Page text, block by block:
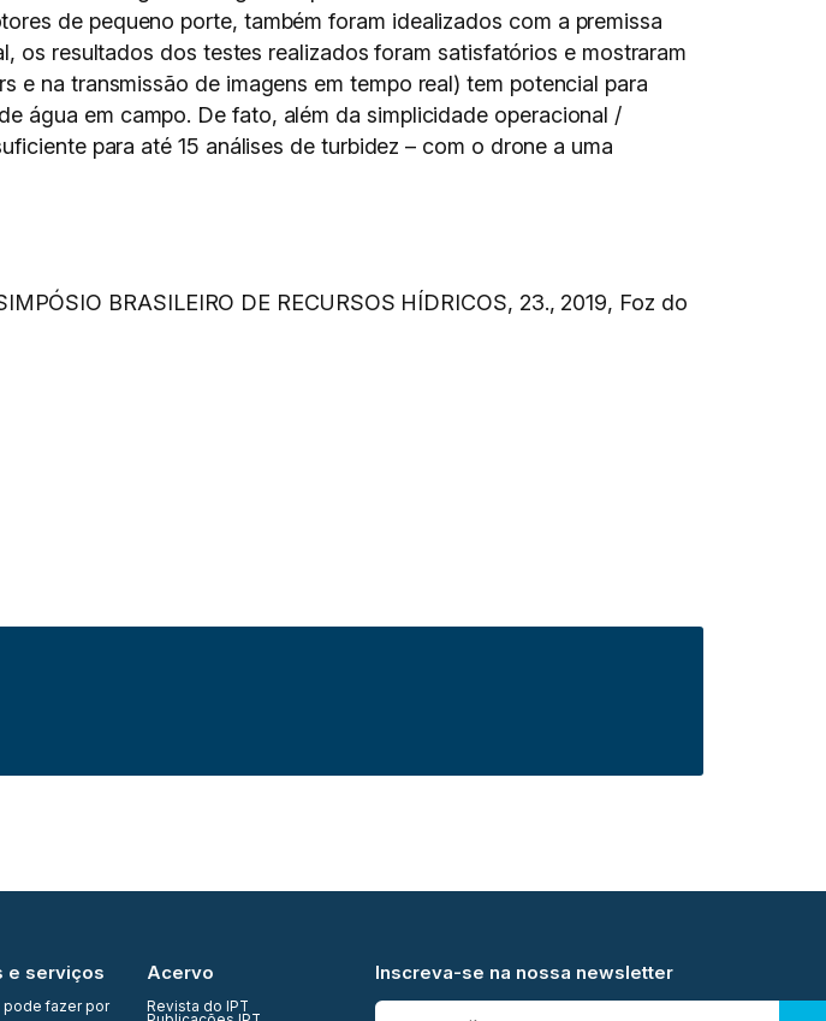
de pequeno porte, também foram idealizados com a premissa
os resultados dos testes realizados foram satisfatórios e mostraram
e na transmissão de imagens em tempo real) tem potencial para
água em campo. De fato, além da simplicidade operacional /
para até 15 análises de turbidez – com o drone a uma
BRASILEIRO DE RECURSOS HÍDRICOS, 23., 2019, Foz do
e serviços
pode fazer por
Acervo
Revista do IPT
Inscreva-se na nossa newsletter